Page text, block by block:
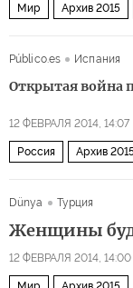
Мир Архив 2015
Público.es Испания
Открытая война
12 ФЕВРАЛЯ 2014, 14:07
Россия Архив
Dünya Турция
Женщины
12 ФЕВРАЛЯ 2014, 14:00